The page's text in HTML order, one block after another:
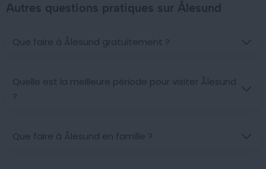
Autres questions pratiques sur Ålesund
Que faire à Ålesund gratuitement ?
Quelle est la meilleure période pour visiter Ålesund
?
Que faire à Ålesund en famille ?